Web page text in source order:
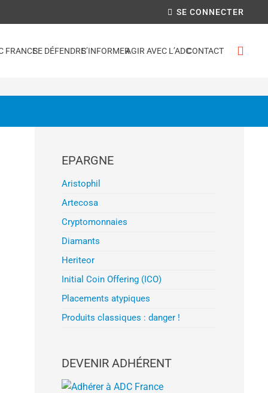
SE CONNECTER
FRANCESE DÉFENDRES’INFORMERAGIR AVEC L’ADCCONTACT
EPARGNE
Aristophil
Artecosa
Cryptomonnaies
Diamants
Heriteor
Initial Coin Offering (ICO)
Placements atypiques
Produits classiques : danger !
DEVENIR ADHÉRENT